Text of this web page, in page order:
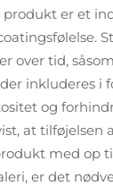
produkt er et
over tid,
inkluderes
og
at tilføjelsen
med op
er det